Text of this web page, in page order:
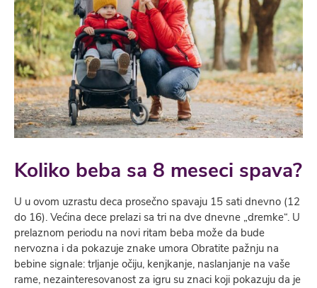
Koliko beba sa 8 meseci spava?
U u ovom uzrastu deca prosečno spavaju 15 sati dnevno (12
do 16). Većina dece prelazi sa tri na dve dnevne „dremke“. U
prelaznom periodu na novi ritam beba može da bude
nervozna i da pokazuje znake umora Obratite pažnju na
bebine signale: trljanje očiju, kenjkanje, naslanjanje na vaše
rame, nezainteresovanost za igru su znaci koji pokazuju da je